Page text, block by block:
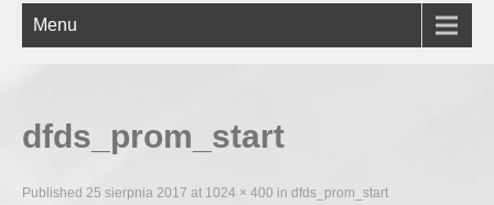
Menu
dfds_prom_start
Published 25 sierpnia 2017 at 1024 × 400 in dfds_prom_start